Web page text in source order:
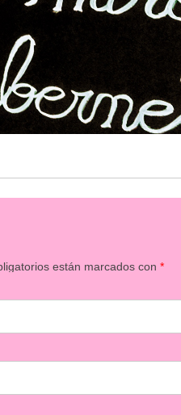
están marcados con*